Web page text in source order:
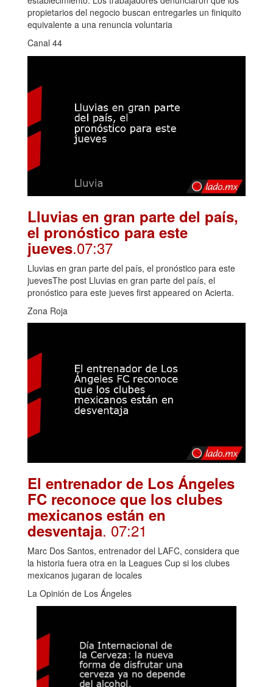
propietarios del negocio buscan entregarles un finiquito
equivalente a una renuncia voluntaria
Canal 44
Lluvias en gran parte del país,
el pronóstico para este
jueves.07:37
Lluvias en gran parte del país, el pronóstico para este
juevesThe post Lluvias en gran parte del país, el
pronóstico para este jueves first appeared on Acierta.
Zona Roja
El entrenador de Los Ángeles
FC reconoce que los clubes
mexicanos están en
desventaja. 07:21
Marc Dos Santos, entrenador del LAFC, considera que
la historia fuera otra en la Leagues Cup si los clubes
mexicanos jugaran de locales
La Opinión de Los Ángeles